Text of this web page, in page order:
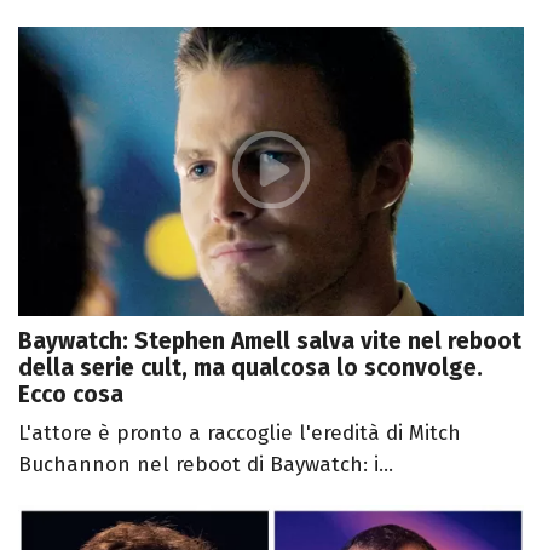
Baywatch: Stephen Amell salva vite nel reboot
della serie cult, ma qualcosa lo sconvolge.
Ecco cosa
L'attore è pronto a raccoglie l'eredità di Mitch
Buchannon nel reboot di Baywatch: i...